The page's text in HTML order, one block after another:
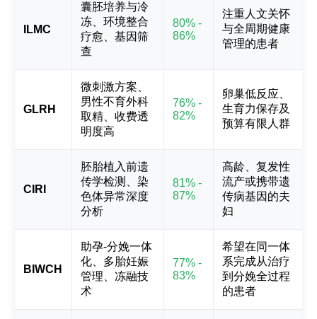
ILMC
囊胚培养与冷
冻、环境整合
疗愈、基因筛
查
80% -
86%
注重人文关怀
与全周期健康
管理的患者
GLRH
微刺激方案、
男性不育外科
取精、收费透
明度高
76% -
82%
卵巢低反应、
生育力保存及
预算有限人群
CIRI
胚胎植入前遗
传学检测、染
色体异常深度
分析
81% -
87%
高龄、复发性
流产或携带遗
传病基因的夫
妇
BIWCH
助孕-分娩一体
化、多胎妊娠
管理、冻融技
术
77% -
83%
希望在同一体
系完成从治疗
到分娩全过程
的患者